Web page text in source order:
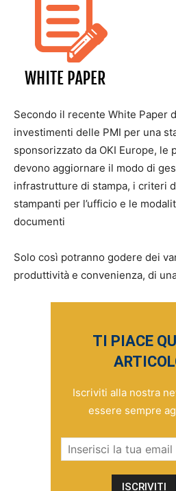
Secondo il recente White Paper
investimenti delle PMI per una
sponsorizzato da OKI Europe, le
devono aggiornare il modo di
infrastrutture di stampa, i criteri
stampanti per l’ufficio e le
documenti
Solo così potranno godere dei
produttività e convenienza, di
TI PIACE
Iscriviti alla nostra
essere sempre